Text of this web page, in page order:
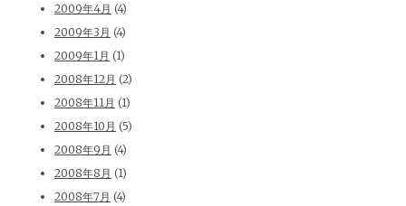
2009年4月 (4)
2009年3月 (4)
2009年1月 (1)
2008年12月 (2)
2008年11月 (1)
2008年10月 (5)
2008年9月 (4)
2008年8月 (1)
2008年7月 (4)